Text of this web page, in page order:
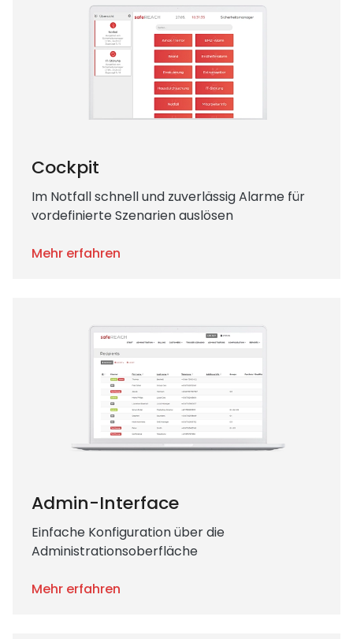
Cockpit
Im Notfall schnell und zuverlässig Alarme für
vordefinierte Szenarien auslösen
Mehr erfahren
Admin-Interface
Einfache Konfiguration über die
Administrationsoberfläche
Mehr erfahren